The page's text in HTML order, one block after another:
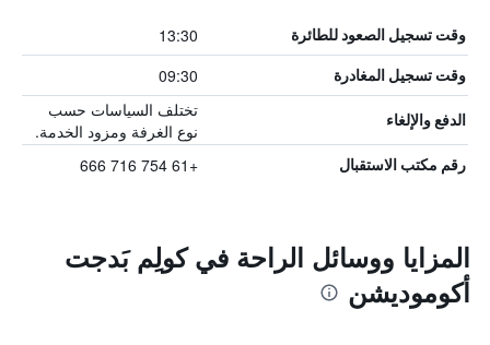
وقت تسجيل الصعود للطائرة 13:30
وقت تسجيل المغادرة 09:30
الدفع والإلغاء
تختلف السياسات حسب
نوع الغرفة ومزود الخدمة.
رقم مكتب الاستقبال +61 754 716 666
المزايا ووسائل الراحة في كولِم بَدجت
أكوموديشن